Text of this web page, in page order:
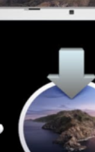
ก Flashdrive ของ
Patcher
ให้รองรับแอ
ใช้งานให้ได้
องรับแอปใหม่ ๆ
ท่านจะถูกลอยแพ
นทางปฏิบัติ ใน